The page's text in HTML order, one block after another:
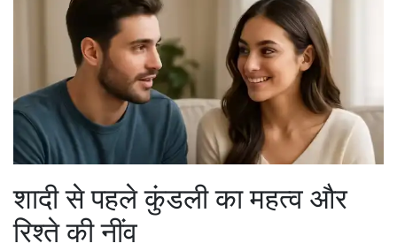
शादी से पहले कुंडली का महत्व और
रिश्ते की नींव